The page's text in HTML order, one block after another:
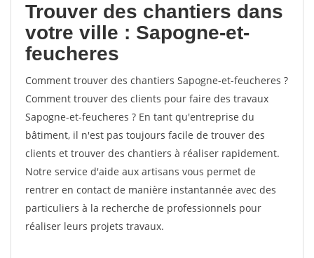
Trouver des chantiers dans
votre ville : Sapogne-et-
feucheres
Comment trouver des chantiers Sapogne-et-feucheres ?
Comment trouver des clients pour faire des travaux
Sapogne-et-feucheres ? En tant qu'entreprise du
bâtiment, il n'est pas toujours facile de trouver des
clients et trouver des chantiers à réaliser rapidement.
Notre service d'aide aux artisans vous permet de
rentrer en contact de manière instantannée avec des
particuliers à la recherche de professionnels pour
réaliser leurs projets travaux.